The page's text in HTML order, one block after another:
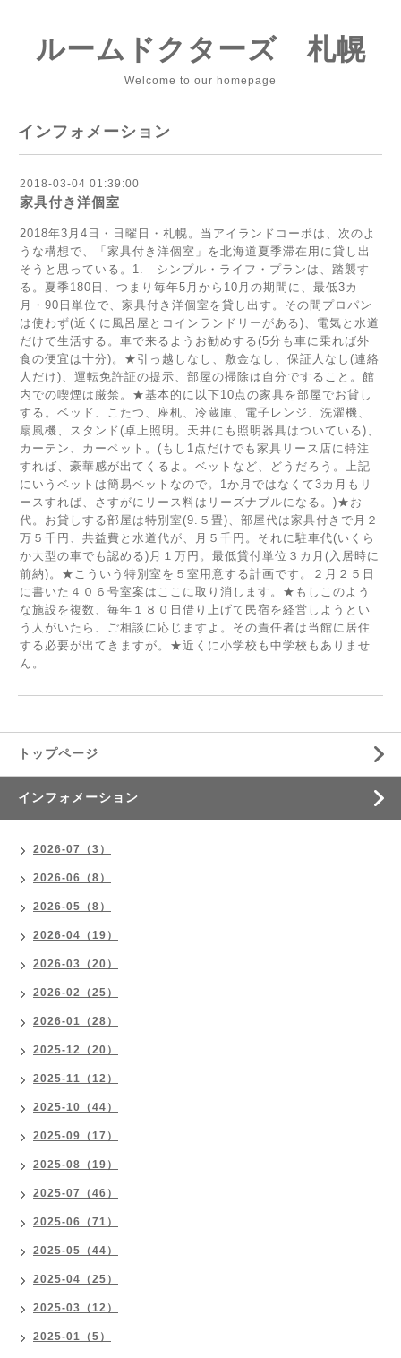
ルームドクターズ 札幌
Welcome to our homepage
インフォメーション
2018-03-04 01:39:00
家具付き洋個室
2018年3月4日・日曜日・札幌。当アイランドコーポは、次のよ
うな構想で、「家具付き洋個室」を北海道夏季滞在用に貸し出
そうと思っている。1. シンプル・ライフ・プランは、踏襲す
る。夏季180日、つまり毎年5月から10月の期間に、最低3カ
月・90日単位で、家具付き洋個室を貸し出す。その間プロパン
は使わず(近くに風呂屋とコインランドリーがある)、電気と水道
だけで生活する。車で来るようお勧めする(5分も車に乗れば外
食の便宜は十分)。★引っ越しなし、敷金なし、保証人なし(連絡
人だけ)、運転免許証の提示、部屋の掃除は自分ですること。館
内での喫煙は厳禁。★基本的に以下10点の家具を部屋でお貸し
する。ベッド、こたつ、座机、冷蔵庫、電子レンジ、洗濯機、
扇風機、スタンド(卓上照明。天井にも照明器具はついている)、
カーテン、カーペット。(もし1点だけでも家具リース店に特注
すれば、豪華感が出てくるよ。ベットなど、どうだろう。上記
にいうベットは簡易ベットなので。1か月ではなくて3カ月もリ
ースすれば、さすがにリース料はリーズナブルになる。)★お
代。お貸しする部屋は特別室(9.５畳)、部屋代は家具付きで月２
万５千円、共益費と水道代が、月５千円。それに駐車代(いくら
か大型の車でも認める)月１万円。最低貸付単位３カ月(入居時に
前納)。★こういう特別室を５室用意する計画です。２月２５日
に書いた４０６号室案はここに取り消します。★もしこのよう
な施設を複数、毎年１８０日借り上げて民宿を経営しようとい
う人がいたら、ご相談に応じますよ。その責任者は当館に居住
する必要が出てきますが。★近くに小学校も中学校もありませ
ん。
トップページ
インフォメーション
2026-07（3）
2026-06（8）
2026-05（8）
2026-04（19）
2026-03（20）
2026-02（25）
2026-01（28）
2025-12（20）
2025-11（12）
2025-10（44）
2025-09（17）
2025-08（19）
2025-07（46）
2025-06（71）
2025-05（44）
2025-04（25）
2025-03（12）
2025-01（5）